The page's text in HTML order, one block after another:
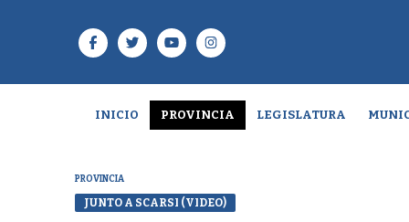
INICIO PROVINCIA LEGISLATURA
PROVINCIA
JUNTO A SCARSI (VIDEO)